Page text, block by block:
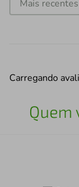
Mais recentes
Carregando
Quem